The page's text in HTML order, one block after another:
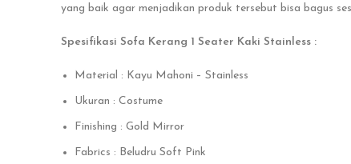
yang baik agar menjadikan produk tersebut bisa bagus
Spesifikasi Sofa Kerang 1 Seater Kaki Stainless :
Material : Kayu Mahoni – Stainless
Ukuran : Costume
Finishing : Gold Mirror
Fabrics : Beludru Soft Pink